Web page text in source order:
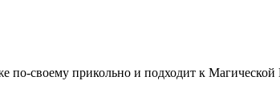
своему прикольно и подходит к Магической